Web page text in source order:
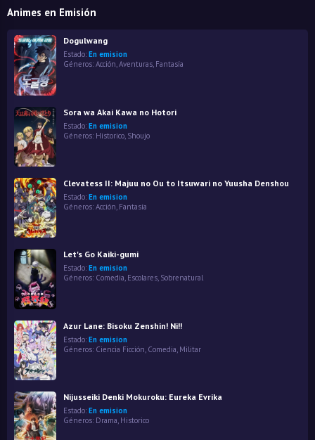
Animes en Emisión
Dogulwang
Estado: En emision
Géneros: Acción,Aventuras, Fantasía
Sora wa Akai Kawa no Hotori
Estado: En emision
Géneros: Historico Shoujo
Clevatess II: Majuu no Ou to Itsuwari no Yuusha Denshou
Estado: En emision
Géneros: Acción, Fantasía
Let's Go Kaiki-gumi
Estado: En emision
Géneros: Comedia, Escolares, Sobrenatural
Azur Lane: Bisoku Zenshin! Ni!!
Estado: En emision
Géneros: Ciencia Ficción Comedia Militar
Nijusseiki Denki Mokuroku: Eureka Evrika
Estado: En emision
Géneros: Drama, Historico